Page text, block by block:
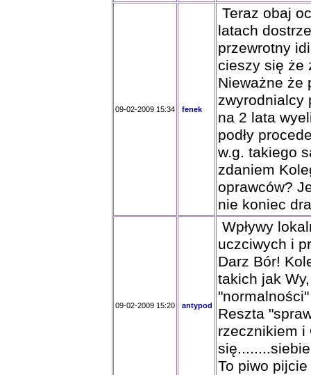
09-02-2009 15:34 fenek
Teraz obaj
latach
przewrotny
cieszy się że
Nieważne że
zwyrodnialcy
na 2 lata
podły
w.g. takiego
zdaniem
oprawców?
nie koniec
09-02-2009 15:20 antypod
Wpływy
uczciwych i
Darz Bór!
takich jak
Reszta
rzecznikiem i
To piwo